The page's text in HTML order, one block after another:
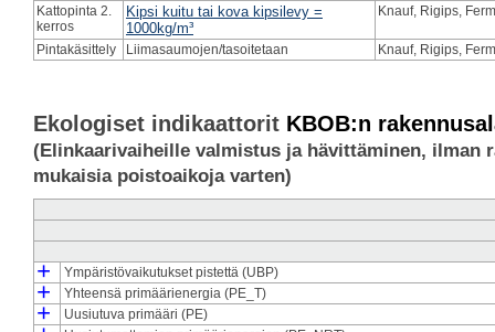
Kattopinta 2.
kerros
Kipsi kuitu tai kova kipsilevy =
1000kg/m³
Knauf, Rigips,
Pintakäsittely Liimasaumojen/tasoitetaan Knauf, Rigips,
Ekologiset indikaattorit KBOB:n
(Elinkaarivaiheille valmistus ja hävittäminen, ilman
mukaisia poistoaikoja varten)
+ Ympäristövaikutukset pistettä (UBP)
┣ Tuotannon ympäristövaikutukset (UBP_pro)
┗ Hävittämisestä aiheutuvat ympäristövaikutukset (UBP_dis)
+ Yhteensä primäärienergia (PE_T)
┣ Tuotannon primäärienergia (PE_pro)
┃ ┣ Primäärienergian tuotanto, energiankulutus (PE_E_pro)
┃ ┗ Primäärienergian tuotanto, materiaalisidottu (PE_M_pro)
┗ Ensiöenergia loppusijoituksesta (PE_dis)
+ Uusiutuva primääri (PE)